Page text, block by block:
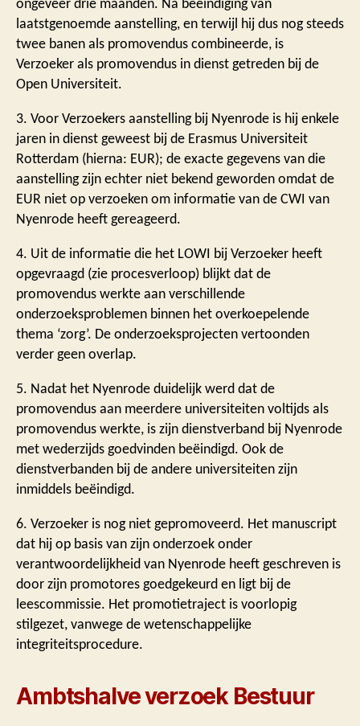
laatstgenoemde aanstelling, en terwijl hij dus nog steeds
twee banen als promovendus combineerde, is
Verzoeker als promovendus in dienst getreden bij de
Open Universiteit.
3. Voor Verzoekers aanstelling bij Nyenrode is hij enkele
jaren in dienst geweest bij de Erasmus Universiteit
Rotterdam (hierna: EUR); de exacte gegevens van die
aanstelling zijn echter niet bekend geworden omdat de
EUR niet op verzoeken om informatie van de CWI van
Nyenrode heeft gereageerd.
4. Uit de informatie die het LOWI bij Verzoeker heeft
opgevraagd (zie procesverloop) blijkt dat de
promovendus werkte aan verschillende
onderzoeksproblemen binnen het overkoepelende
thema ‘zorg’. De onderzoeksprojecten vertoonden
verder geen overlap.
5. Nadat het Nyenrode duidelijk werd dat de
promovendus aan meerdere universiteiten voltijds als
promovendus werkte, is zijn dienstverband bij Nyenrode
met wederzijds goedvinden beëindigd. Ook de
dienstverbanden bij de andere universiteiten zijn
inmiddels beëindigd.
6. Verzoeker is nog niet gepromoveerd. Het manuscript
dat hij op basis van zijn onderzoek onder
verantwoordelijkheid van Nyenrode heeft geschreven is
door zijn promotores goedgekeurd en ligt bij de
leescommissie. Het promotietraject is voorlopig
stilgezet, vanwege de wetenschappelijke
integriteitsprocedure.
Ambtshalve verzoek Bestuur